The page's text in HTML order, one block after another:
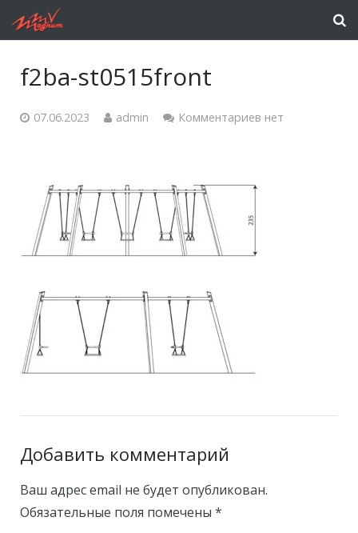
f2ba-st0515front
07.06.2023 admin Комментариев нет
Добавить комментарий
Ваш адрес email не будет опубликован.
Обязательные поля помечены *